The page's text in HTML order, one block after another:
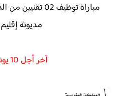
مباراة توظيف 02
مديونة
آخر أجل 10 يونيو 2022